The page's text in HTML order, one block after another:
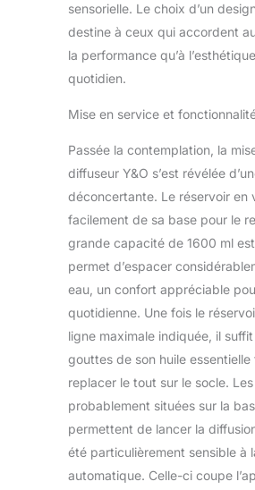
des
salon,
spa.
à 25
entre
sensorielle. Le choix d’un
destine à ceux qui accordent
la performance qu’à
quotidien.
Mise en service et
Passée la contemplation, la
diffuseur Y&O s’est révélée
déconcertante. Le réservoir en
facilement de sa base pour le
grande capacité de 1600 ml
permet d’espacer
eau, un confort appréciable
quotidienne. Une fois le
ligne maximale indiquée, il
gouttes de son huile
replacer le tout sur le socle.
probablement situées sur la
permettent de lancer la
été particulièrement sensible à
automatique. Celle-ci coupe